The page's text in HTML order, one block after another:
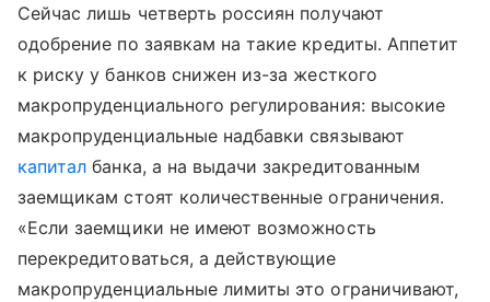
Сейчас лишь четверть россиян получают
одобрение по заявкам на такие кредиты. Аппетит
к риску у банков снижен из-за жесткого
макропруденциального регулирования: высокие
макропруденциальные надбавки связывают
капитал банка, а на выдачи закредитованным
заемщикам стоят количественные ограничения.
«Если заемщики не имеют возможность
перекредитоваться, а действующие
макропруденциальные лимиты это ограничивают,